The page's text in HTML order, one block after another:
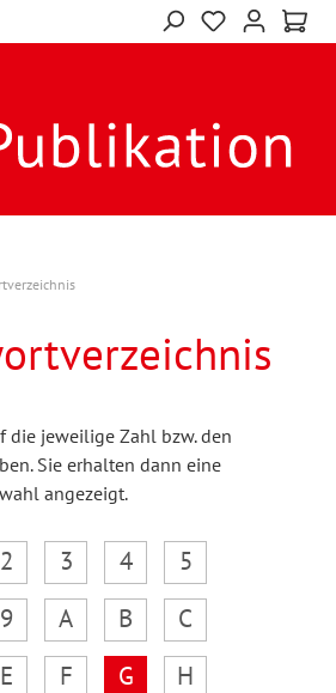
die jeweilige Zahl bzw. den
Sie erhalten dann eine
angezeigt.
2 3 4
5
9 A B
C
E F G
H